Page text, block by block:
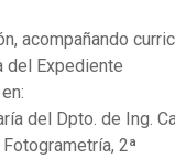
acompañando
del Expediente
del Dpto. de Ing.
2ª